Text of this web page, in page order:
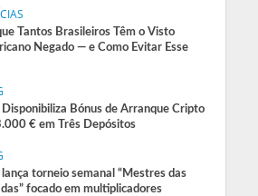
Tantos Brasileiros Têm o Visto
Negado — e Como Evitar Esse
Disponibiliza Bónus de Arranque Cripto
€ em Três Depósitos
lança torneio semanal “Mestres das
focado em multiplicadores